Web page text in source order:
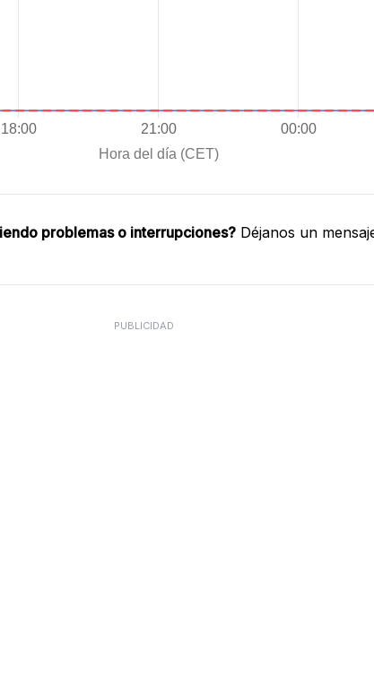
problemas o interrupciones? Déjanos un
PUBLICIDAD